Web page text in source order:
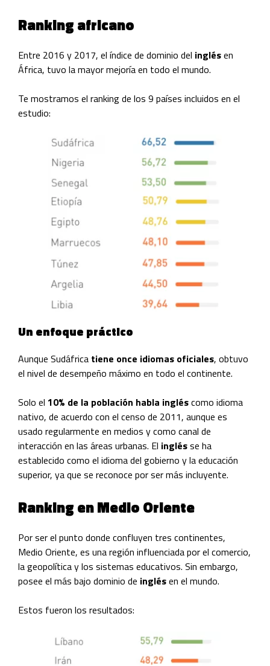
Ranking africano
Entre 2016 y 2017, el índice de dominio del inglésen
África, tuvo la mayor mejoría en todo el mundo.
Te mostramos el ranking de los 9 países incluidos en el
estudio:
Un enfoque práctico
Aunque Sudáfrica tiene once idiomas oficiales, obtuvo
el nivel de desempeño máximo en todo el continente.
Solo el 10% de la población habla ingléscomo idioma
nativo, de acuerdo con el censo de 2011, aunque es
usado regularmente en medios y como canal de
interacción en las áreas urbanas. El inglésse ha
establecido como el idioma del gobierno y la educación
superior, ya que se reconoce por ser más incluyente.
Ranking en Medio Oriente
Por ser el punto donde confluyen tres continentes,
Medio Oriente, es una región influenciada por el comercio,
la geopolítica y los sistemas educativos. Sin embargo,
posee el más bajo dominio de inglésen el mundo.
Estos fueron los resultados: